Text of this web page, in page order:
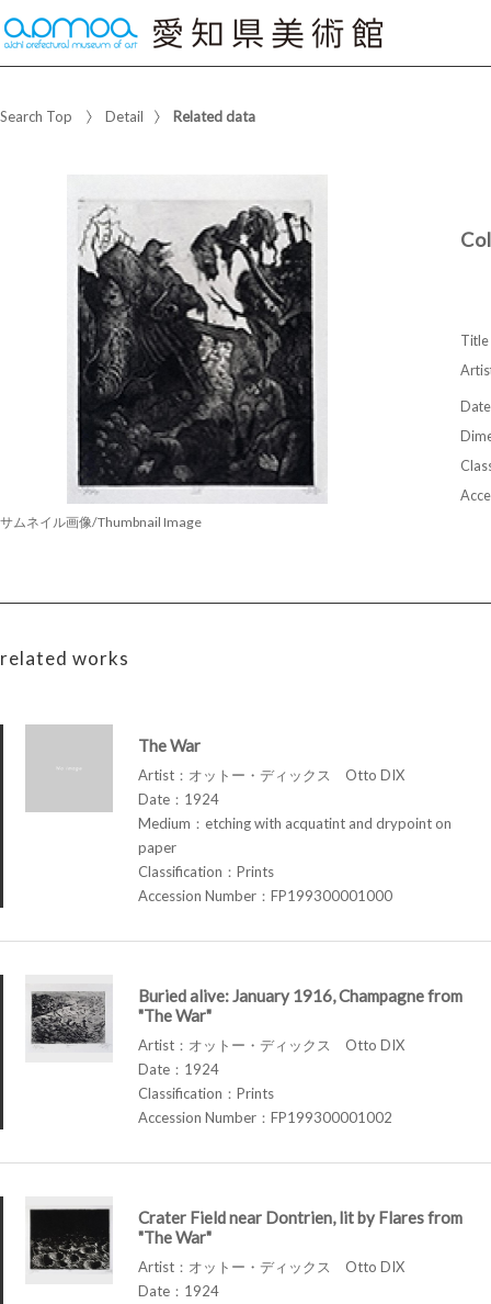
Search Top Detail Related data
サムネイル画像/Thumbnail Image
Title
Date
related works
The War
Artist：オットー・ディックス Otto DIX
Date：1924
Medium：etching with acquatint and drypoint on
paper
Classification：Prints
Accession Number：FP199300001000
Buried alive: January 1916, Champagne from
"The War"
Artist：オットー・ディックス Otto DIX
Date：1924
Classification：Prints
Accession Number：FP199300001002
Crater Field near Dontrien, lit by Flares from
"The War"
Artist：オットー・ディックス Otto DIX
Date：1924